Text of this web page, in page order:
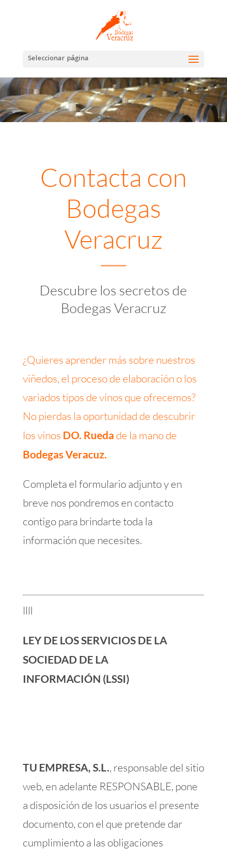
Abrir barra de herramientas
Seleccionar página
Contacta con
Bodegas
Veracruz
Descubre los secretos de
Bodegas Veracruz
¿Quieres aprender más sobre nuestros
viñedos, el proceso de elaboración o los
variados tipos de vinos que ofrecemos?
No pierdas la oportunidad de descubrir
los vinos DO. Rueda de la mano de
Bodegas Veracuz.
Completa el formulario adjunto y en
breve nos pondremos en contacto
contigo para brindarte toda la
información que necesites.
llll
LEY DE LOS SERVICIOS DE LA
SOCIEDAD DE LA
INFORMACIÓN (LSSI)
TU EMPRESA, S.L., responsable del sitio
web, en adelante RESPONSABLE, pone
a disposición de los usuarios el presente
documento, con el que pretende dar
cumplimiento a las obligaciones